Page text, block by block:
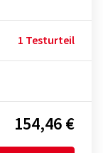
1 Testurteil
154,46 €